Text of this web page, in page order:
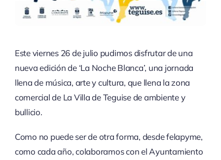
Este viernes 26 de julio pudimos disfrutar de una
nueva edición de ‘La Noche Blanca’, una jornada
llena de música, arte y cultura, que llena la zona
comercial de La Villa de Teguise de ambiente y
bullicio.
Como no puede ser de otra forma, desde felapyme,
como cada año, colaboramos con el Ayuntamiento